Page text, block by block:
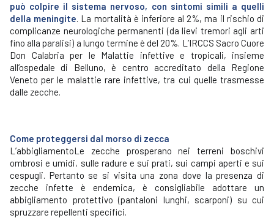
può colpire il sistema nervoso, con sintomi simili a quelli
della meningite. La mortalità è inferiore al 2%, ma il rischio di
complicanze neurologiche permanenti (da lievi tremori agli arti
fino alla paralisi) a lungo termine è del 20%. L’IRCCS Sacro Cuore
Don Calabria per le Malattie infettive e tropicali, insieme
all’ospedale di Belluno, è centro accreditato della Regione
Veneto per le malattie rare infettive, tra cui quelle trasmesse
dalle zecche.
Come proteggersi dal morso di zecca
L’abbigliamentoLe zecche prosperano nei terreni boschivi
ombrosi e umidi, sulle radure e sui prati, sui campi aperti e sui
cespugli. Pertanto se si visita una zona dove la presenza di
zecche infette è endemica, è consigliabile adottare un
abbigliamento protettivo (pantaloni lunghi, scarponi) su cui
spruzzare repellenti specifici.